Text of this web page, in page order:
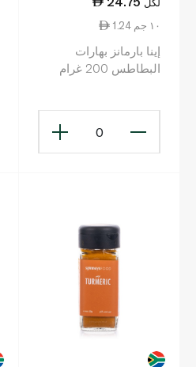
1.24 ١٠ جم
إينا بارمانز بهارات
البطاطس 200 غرام
0